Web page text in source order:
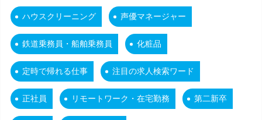
ハウスクリーニング 声優マネージャー
鉄道乗務員・船舶乗務員 化粧品
定時で帰れる仕事 注目の求人検索ワード
正社員 リモートワーク・在宅勤務 第二新卒